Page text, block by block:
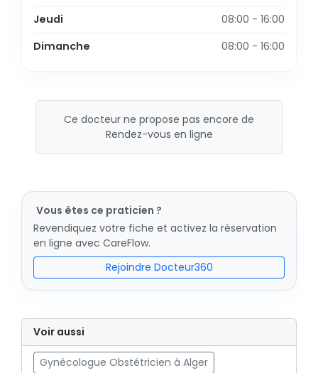
Jeudi
08:00 - 16:00
Dimanche
08:00 - 16:00
Ce docteur ne propose pas encore de
Rendez-vous en ligne
Vous êtes ce praticien ?
Revendiquez votre fiche et activez la réservation
en ligne avec CareFlow.
Rejoindre Docteur360
Voir aussi
Gynécologue Obstétricien à Alger